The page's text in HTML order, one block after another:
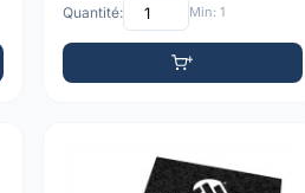
Quantité: Min: 1